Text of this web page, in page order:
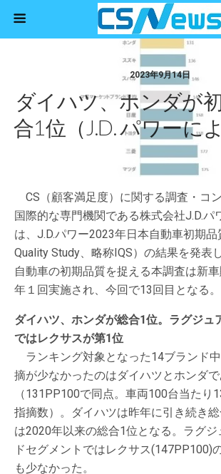
2023年9月14日
ダイハツ、ホンダが
合1位（J.D. パワーに
CS（顧客満足度）に関する調査・コ
国際的な専門機関である株式会社J.D.パ
は、J.D.パワー2023年日本自動車初期
Quality Study、略称IQS）の結果を発表し
自動車の初期品質を捉える本調査は新
年１回実施され、今回で13回目となる。
ダイハツ、ホンダが総合1位。ラグジュ
ではレクサスが第1位
ランキング対象となった14ブランド
摘が少なかったのはダイハツとホンダ
（131PP100で同点。車両100台当たり
指摘数）。ダイハツは昨年に引き続き
は2020年以来の総合1位となる。ラグ
ドセグメントではレクサス(147PP100)
も少なかった。